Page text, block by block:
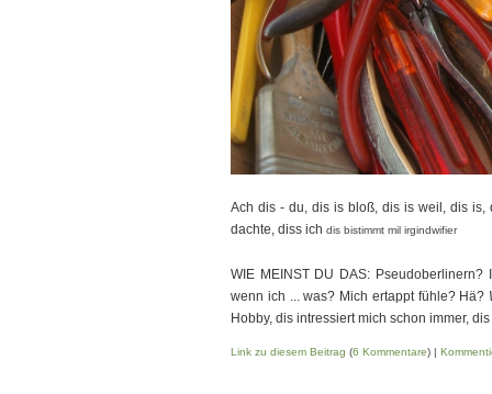
Ach dis - du, dis is bloß, dis is weil, dis
dachte, diss ich dis bistimmt mil irgindwifier
WIE MEINST DU DAS:
wenn ich ... was? Mich ertappt fühle? Hä?
Hobby, dis intressiert mich schon immer,
Link zu diesem Beitrag (6 Kommentare) |